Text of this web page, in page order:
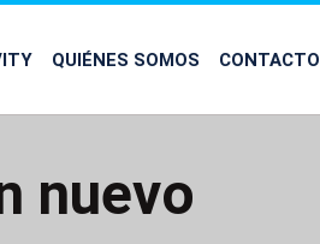
QUIÉNES SOMOS CONTACTO
nuevo